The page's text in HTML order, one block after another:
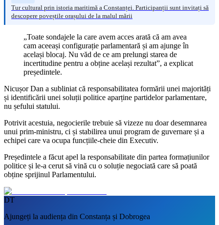
Tur cultural prin istoria maritimă a Constanței. Participanții sunt invitați să
descopere poveștile orașului de la malul mării
„Toate sondajele la care avem acces arată că am avea
cam aceeași configurație parlamentară și am ajunge în
același blocaj. Nu văd de ce am prelungi starea de
incertitudine pentru a obține același rezultat”, a explicat
președintele.
Nicușor Dan a subliniat că responsabilitatea formării unei majorități
și identificării unei soluții politice aparține partidelor parlamentare,
nu șefului statului.
Potrivit acestuia, negocierile trebuie să vizeze nu doar desemnarea
unui prim-ministru, ci și stabilirea unui program de guvernare și a
echipei care va ocupa funcțiile-cheie din Executiv.
Președintele a făcut apel la responsabilitate din partea formațiunilor
politice și le-a cerut să vină cu o soluție negociată care să poată
obține sprijinul Parlamentului.
DT
Ajungeți la audiența din Constanța și Dobrogea